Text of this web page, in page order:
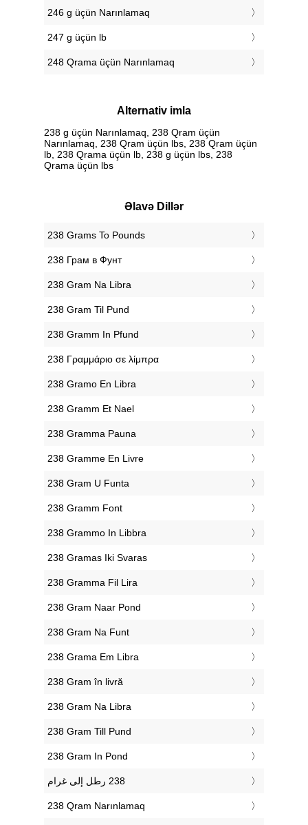
246 g üçün Narınlamaq
247 g üçün lb
248 Qrama üçün Narınlamaq
Alternativ imla
238 g üçün Narınlamaq, 238 Qram üçün
Narınlamaq, 238 Qram üçün lbs, 238 Qram üçün
lb, 238 Qrama üçün lb, 238 g üçün lbs, 238
Qrama üçün lbs
Əlavə Dillər
‎238 Grams To Pounds
‎238 Грам в Фунт
‎238 Gram Na Libra
‎238 Gram Til Pund
‎238 Gramm In Pfund
‎238 Γραμμάριο σε λίμπρα
‎238 Gramo En Libra
‎238 Gramm Et Nael
‎238 Gramma Pauna
‎238 Gramme En Livre
‎238 Gram U Funta
‎238 Gramm Font
‎238 Grammo In Libbra
‎238 Gramas Iki Svaras
‎238 Gramma Fil Lira
‎238 Gram Naar Pond
‎238 Gram Na Funt
‎238 Grama Em Libra
‎238 Gram în livră
‎238 Gram Na Libra
‎238 Gram Till Pund
‎238 Gram In Pond
‎238 Qram Narınlamaq